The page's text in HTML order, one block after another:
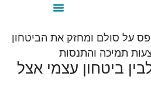
ביטחון עצמי אצל